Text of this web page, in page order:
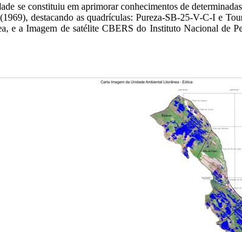
se constituiu em aprimorar conhecimentos de
destacando as quadrículas: Pureza-SB-25-V-C-I e
e a Imagem de satélite CBERS do Instituto Nacional de